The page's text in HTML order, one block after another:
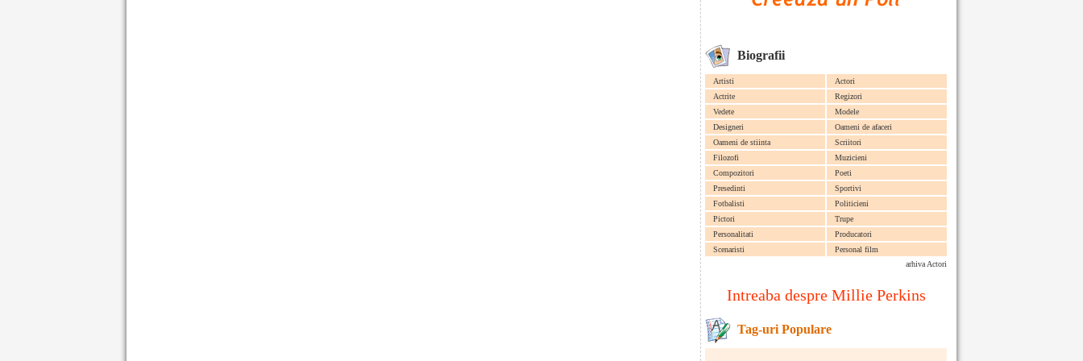
Biografii
Artisti
Actori
Actrite
Regizori
Vedete
Modele
Designeri
Oameni de afaceri
Oameni de stiinta
Scriitori
Filozofi
Muzicieni
Compozitori
Poeti
Presedinti
Sportivi
Fotbalisti
Politicieni
Pictori
Trupe
Personalitati
Producatori
Scenaristi
Personal film
arhiva Actori
Intreaba despre Millie Perkins
Tag-uri Populare